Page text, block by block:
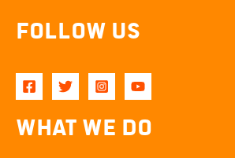
Follow Us
What We Do